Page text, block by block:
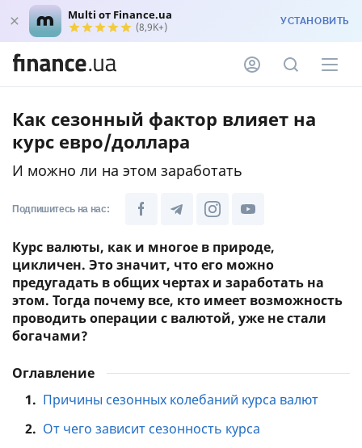
Multi от Finance.ua
(8,9K+) УСТАНОВИТЬ
Как сезонный фактор влияет на
курс евро/доллара
И можно ли на этом заработать
Подпишитесь на нас:
Курс валюты, как и многое в природе,
цикличен. Это значит, что его можно
предугадать в общих чертах и заработать на
этом. Тогда почему все, кто имеет возможность
проводить операции с валютой, уже не стали
богачами?
Оглавление
1. Причины сезонных колебаний курса валют
2. От чего зависит сезонность курса